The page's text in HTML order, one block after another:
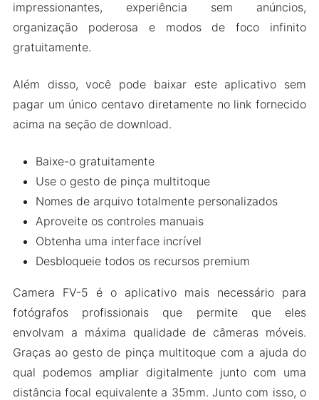
Controles Manuais Personalizáveis
Mais Alguns Recursos
Como baixar e instalar o Camera FV-5 Pro no
As Pessoas Também Perguntam (FAQs)
Embrulhando-o
impressionantes, experiência sem anúncios,
organização poderosa e modos de foco infinito
gratuitamente.
Além disso, você pode baixar este aplicativo sem
pagar um único centavo diretamente no link fornecido
acima na seção de download.
Baixe-o gratuitamente
Use o gesto de pinça multitoque
Nomes de arquivo totalmente personalizados
Aproveite os controles manuais
Obtenha uma interface incrível
Desbloqueie todos os recursos premium
Camera FV-5 é o aplicativo mais necessário para
fotógrafos profissionais que permite que eles
envolvam a máxima qualidade de câmeras móveis.
Graças ao gesto de pinça multitoque com a ajuda do
qual podemos ampliar digitalmente junto com uma
distância focal equivalente a 35mm. Junto com isso, o